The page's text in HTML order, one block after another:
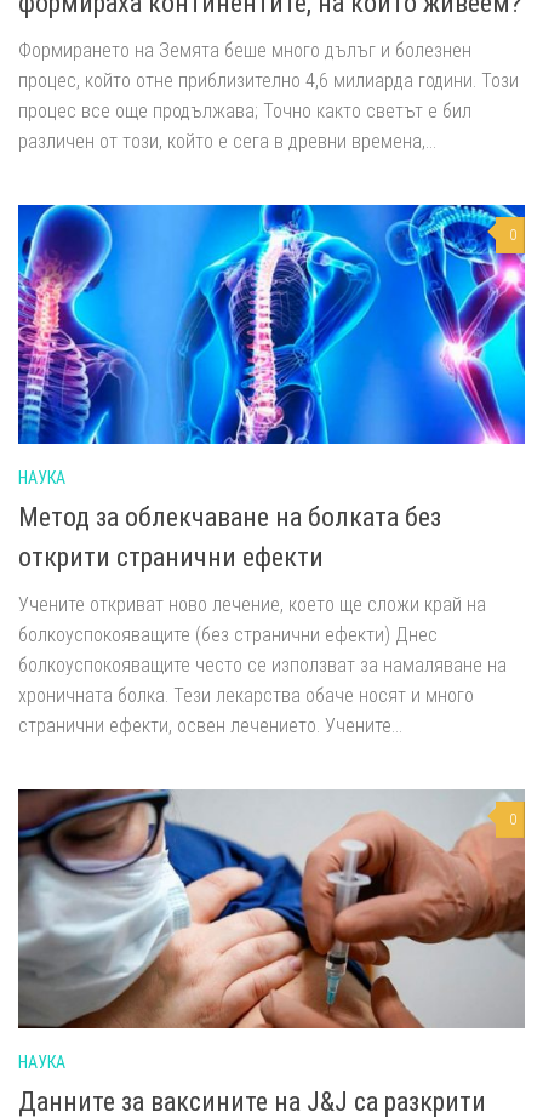
Формирането на Земята беше много дълъг и болезнен
процес, който отне приблизително 4,6 милиарда години. Този
процес все още продължава; Точно както светът е бил
различен от този, който е сега в древни времена,...
0
НАУКА
Метод за облекчаване на болката без
открити странични ефекти
Учените откриват ново лечение, което ще сложи край на
болкоуспокояващите (без странични ефекти) Днес
болкоуспокояващите често се използват за намаляване на
хроничната болка. Тези лекарства обаче носят и много
странични ефекти, освен лечението. Учените...
0
НАУКА
Данните за ваксините на J&J са разкрити